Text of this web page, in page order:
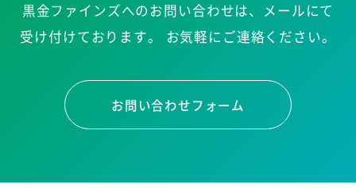
黒金ファインズへのお問い合わせは、メールにて
受け付けております。
お気軽にご連絡ください。
お問い合わせフォーム